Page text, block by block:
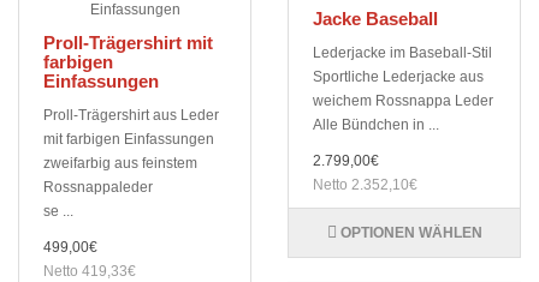
Proll-Trägershirt mit
farbigen
Einfassungen
Proll-Trägershirt aus Leder
mit farbigen Einfassungen
zweifarbig aus feinstem
Rossnappaleder
se ...
499,00€
Netto 419,33€
Jacke Baseball
Lederjacke im Baseball-Stil
Sportliche Lederjacke aus
weichem Rossnappa Leder
Alle Bündchen in ...
2.799,00€
Netto 2.352,10€
OPTIONEN WÄHLEN